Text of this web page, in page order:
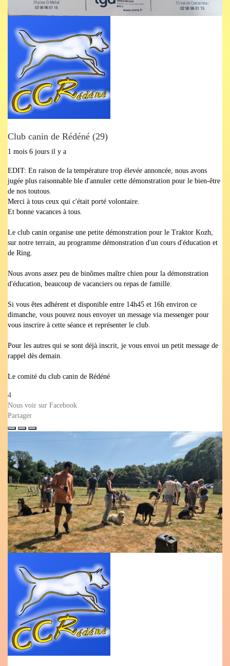
Club canin de Rédéné (29)
1 mois 6 jours il y a
EDIT: En raison de la température trop élevée annoncée, nous avons
jugée plus raisonnable ble d'annuler cette démonstration pour le bien-être
de nos toutous.
Merci à tous ceux qui c'était porté volontaire.
Et bonne vacances à tous.
Le club canin organise une petite démonstration pour le Traktor Kozh,
sur notre terrain, au programme démonstration d'un cours d'éducation et
de Ring.
Nous avons assez peu de binômes maître chien pour la démonstration
d'éducation, beaucoup de vacanciers ou repas de famille.
Si vous êtes adhérent et disponible entre 14h45 et 16h environ ce
dimanche, vous pouvez nous envoyer un message via messenger pour
vous inscrire à cette séance et représenter le club.
Pour les autres qui se sont déjà inscrit, je vous envoi un petit message de
rappel dès demain.
Le comité du club canin de Rédéné
4
Nous voir sur Facebook
Partager